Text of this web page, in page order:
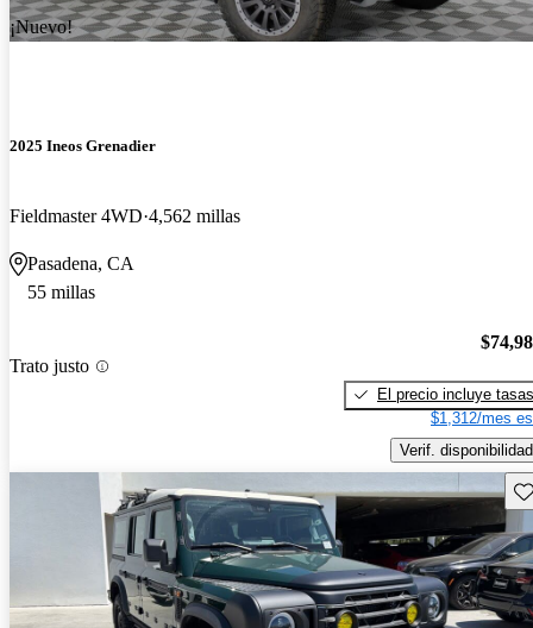
¡Nuevo!
2025 Ineos Grenadier
Fieldmaster 4WD 4,562 millas
Pasadena, CA
55 millas
Trato justo
El precio incluye tasas
$1,312/mes
Verif. disponibilidad